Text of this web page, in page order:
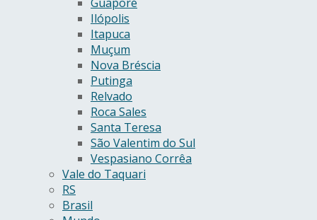
Ilópolis
Itapuca
Muçum
Nova Bréscia
Putinga
Relvado
Roca Sales
Santa Teresa
São Valentim do Sul
Vespasiano Corrêa
Vale do Taquari
RS
Brasil